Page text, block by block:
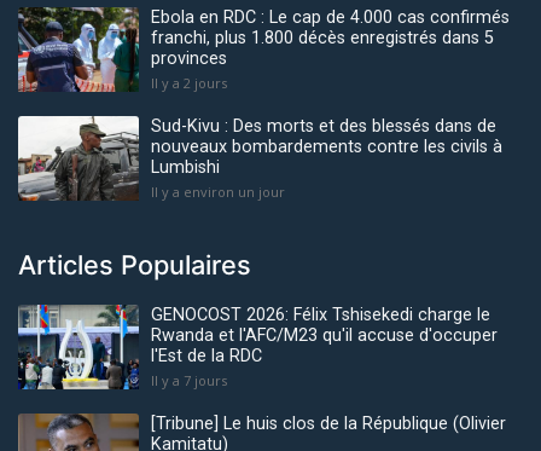
Ebola en RDC : Le cap de 4.000 cas confirmés
franchi, plus 1.800 décès enregistrés dans 5
provinces
Il y a 2 jours
Sud-Kivu : Des morts et des blessés dans de
nouveaux bombardements contre les civils à
Lumbishi
Il y a environ un jour
Articles Populaires
GENOCOST 2026: Félix Tshisekedi charge le
Rwanda et l'AFC/M23 qu'il accuse d'occuper
l'Est de la RDC
Il y a 7 jours
[Tribune] Le huis clos de la République (Olivier
Kamitatu)